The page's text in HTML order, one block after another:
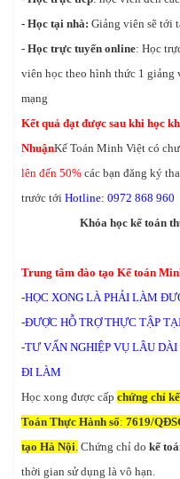
- Học tại nhà: Giảng viên sẽ tới
- Học trực tuyến online: Học
viên học theo hình thức 1 giảng
mạng
Kết quả đạt được sau khi học
NhuậnKế Toán Minh Việt có
lên đến 50% các bạn đăng ký
trước tới Hotline: 0972 868 960
Khóa học kế toán thực
Trung tâm đào tạo Kế toán
-HỌC XONG LÀ PHẢI LÀM
-ĐƯỢC HỖ TRỢ THỰC TẬP
-TƯ VẤN NGHIỆP VỤ LÂU
ĐI LÀM
Học xong được cấp chứng chỉ
Toán Thực Hành số: 7619/
tạo Hà Nội. Chứng chỉ do kế
thời gian sử dụng là vô hạn.